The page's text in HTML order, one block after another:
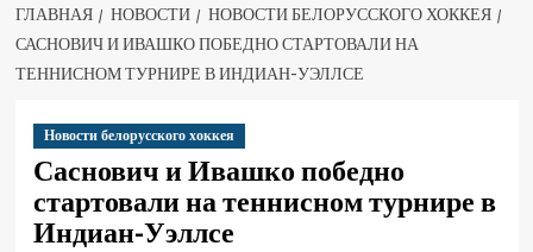
ГЛАВНАЯ НОВОСТИ
НОВОСТИ БЕЛОРУССКОГО ХОККЕЯ
САСНОВИЧ И ИВАШКО ПОБЕДНО СТАРТОВАЛИ НА
ТЕННИСНОМ ТУРНИРЕ В ИНДИАН-УЭЛЛСЕ
Новости белорусского хоккея
Саснович и Ивашко победно
стартовали на теннисном турнире в
Индиан-Уэллсе